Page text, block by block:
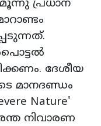
പ്രധാന
ദേശീയ
മാനദണ്ഡം
Nature'
നിവാരണ